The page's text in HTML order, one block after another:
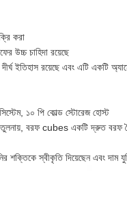
করা
উচ্চ চাহিদা রয়েছে
দীর্ঘ ইতিহাস রয়েছে এবং এটি একটি
১০ পি কোল্ড স্টোরেজ হোস্ট
তুলনায়, বরফ cubes একটি দ্রুত বরফ
শক্তিকে স্বীকৃতি দিয়েছেন এবং দাম